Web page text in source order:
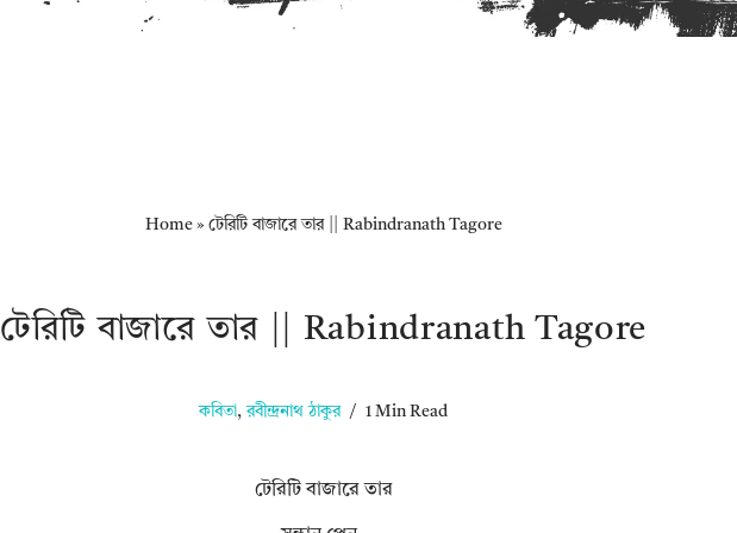
Home» টেরিটি বাজারে তার || Rabindranath Tagore
টেরিটি বাজারে তার || Rabindranath Tagore
কবিতা,রবীন্দ্রনাথ ঠাকুর 1 Min Read
টেরিটি বাজারে তার